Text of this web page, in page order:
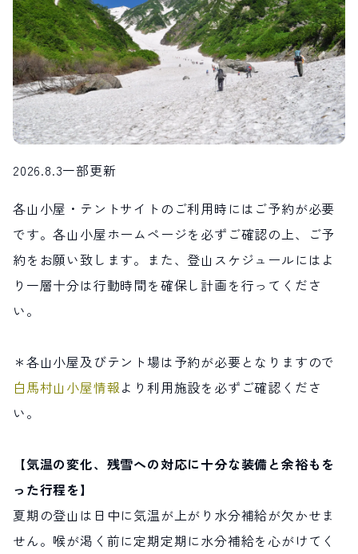
白馬村観光局インフォメーション
399-9301 長野県北安曇郡白馬村北城5497
Snow Peak LAND STATION HAKUBA内
LIVE CAMERA
ライブカメラ
RECOMMENDATION
おすすめ情報
ABOUT HAKUBA
白馬村について
EVENTS
イベント情報
INFORMATION
お知らせ
MEISTER TOUR
マイスターツアー
STAY ACTIVITIES
HAKUBA ORIGINAL
SEASONS
白馬村の季節
SHIONOMICHI
塩の道
FURUSATO TAX
ふるさと納税
サイト内検索
白馬村までのアクセス
白馬村内の交通情報
会社概要
2026.8.3一部更新
各山小屋・テントサイトのご利用時にはご予約が必要
です。各山小屋ホームページを必ずご確認の上、ご予
約をお願い致します。また、登山スケジュールにはよ
り一層十分は行動時間を確保し計画を行ってくださ
い。
＊各山小屋及びテント場は予約が必要となりますので
白馬村山小屋情報より利用施設を必ずご確認くださ
い。
【気温の変化、残雪への対応に十分な装備と余裕もを
った行程を】
夏期の登山は日中に気温が上がり水分補給が欠かせま
せん。喉が渇く前に定期定期に水分補給を心がけてく